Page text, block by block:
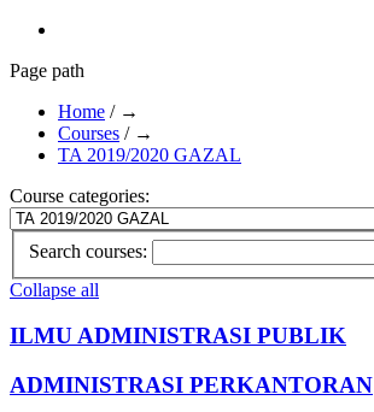
Page path
Home / →
Courses / →
TA 2019/2020 GAZAL
Course categories:
Search courses:
Collapse all
ILMU ADMINISTRASI PUBLIK
ADMINISTRASI PERKANTORAN